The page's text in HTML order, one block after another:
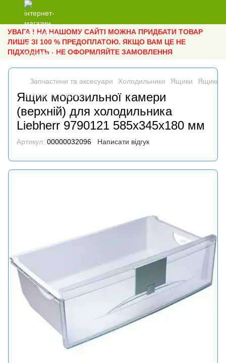
УВАГА ! НА НАШОМУ САЙТІ МОЖНА ПРИДБАТИ ТОВАР
ЛИШЕ ЗІ 100 % ПРЕДОПЛАТОЮ. ЯКЩО ВАМ ЦЕ НЕ
ПІДХОДИТЬ - НЕ ОФОРМЛЯЙТЕ ЗАМОВЛЕННЯ
Запчастини та аксесуари Холодильники Ящики Ящики
Ящик морозильної камери
(верхній) для холодильника
Liebherr 9790121 585x345x180 мм
Артикул: 00000032096 Написати відгук